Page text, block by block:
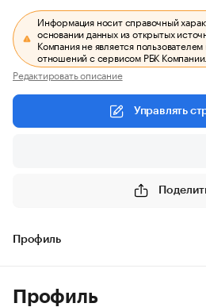
Информация носит справочный
основании данных из открытых
Компания не является
отношений с сервисом РБК Компании.
Редактировать описание
Управлять
Профиль
Профиль